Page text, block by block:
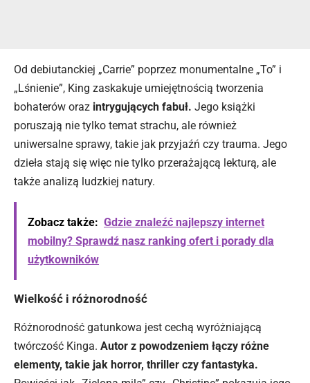
Od debiutanckiej „Carrie” poprzez monumentalne „To” i
„Lśnienie”, King zaskakuje umiejętnością tworzenia
bohaterów oraz intrygujących fabuł. Jego książki
poruszają nie tylko temat strachu, ale również
uniwersalne sprawy, takie jak przyjaźń czy trauma. Jego
dzieła stają się więc nie tylko przerażającą lekturą, ale
także analizą ludzkiej natury.
Zobacz także: Gdzie znaleźć najlepszy internet
mobilny? Sprawdź nasz ranking ofert i porady dla
użytkowników
Wielkość i różnorodność
Różnorodność gatunkowa jest cechą wyróżniającą
twórczość Kinga. Autor z powodzeniem łączy różne
elementy, takie jak horror, thriller czy fantastyka.